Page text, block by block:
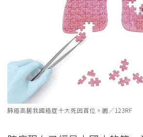
肺癌高居我國癌症十大死因首位。圖／123RF